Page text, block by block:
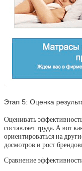
Этап 5: Оценка
Оценивать
составляет труда. А вот
ориентироваться на
досмотров и рост
Сравнение